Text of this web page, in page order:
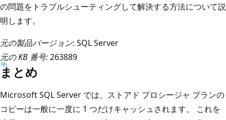
の問題をトラブルシューティングして解決する方法について説
明します。
元の製品バージョン: SQL Server
元の KB 番号:263889
まとめ
Microsoft SQL Server では、ストアド プロシージャ プランの
コピーは一般に一度に 1 つだけキャッシュされます。 これを